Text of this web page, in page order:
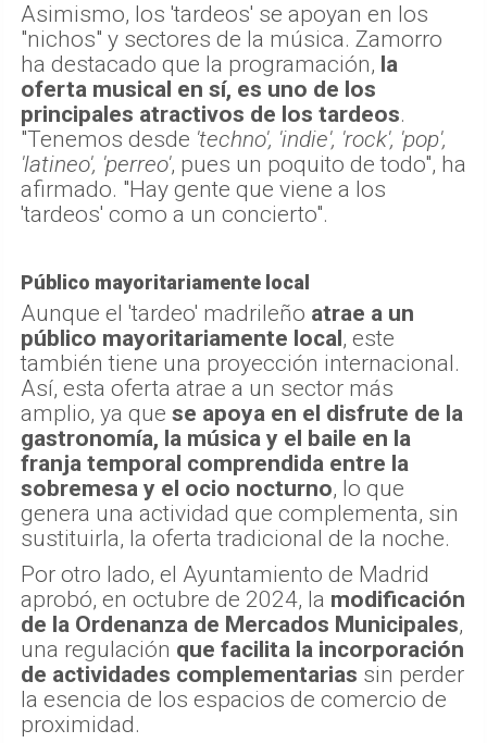
Asimismo, los 'tardeos' se apoyan en los
"nichos" y sectores de la música. Zamorro
ha destacado que la programación, la
oferta musical en sí, es uno de los
principales atractivos de los tardeos.
"Tenemos desde 'techno', 'indie', 'rock', 'pop',
'latineo', 'perreo', pues un poquito de todo", ha
afirmado. "Hay gente que viene a los
'tardeos' como a un concierto".
Público mayoritariamente local
Aunque el 'tardeo' madrileño atrae a un
público mayoritariamente local, este
también tiene una proyección internacional.
Así, esta oferta atrae a un sector más
amplio, ya que se apoya en el disfrute de la
gastronomía, la música y el baile en la
franja temporal comprendida entre la
sobremesa y el ocio nocturno, lo que
genera una actividad que complementa, sin
sustituirla, la oferta tradicional de la noche.
Por otro lado, el Ayuntamiento de Madrid
aprobó, en octubre de 2024, la modificación
de la Ordenanza de Mercados Municipales,
una regulación que facilita la incorporación
de actividades complementarias sin perder
la esencia de los espacios de comercio de
proximidad.